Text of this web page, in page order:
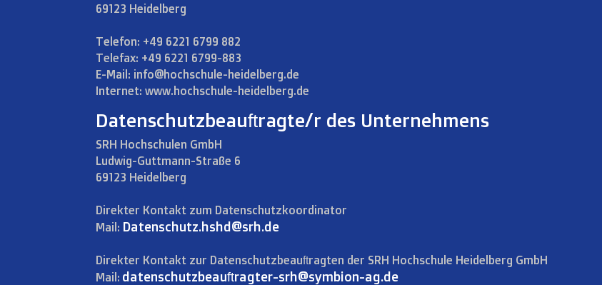
69123 Heidelberg
Telefon: +49 6221 6799 882
Telefax: +49 6221 6799-883
E-Mail: info@hochschule-heidelberg.de
Internet: www.hochschule-heidelberg.de
Datenschutzbeauftragte/r des Unternehmens
SRH Hochschulen GmbH
Ludwig-Guttmann-Straße 6
69123 Heidelberg
Direkter Kontakt zum Datenschutzkoordinator
Mail: Datenschutz.hshd@srh.de
Direkter Kontakt zur Datenschutzbeauftragten der SRH Hochschule Heidelberg GmbH
Mail: datenschutzbeauftragter-srh@symbion-ag.de